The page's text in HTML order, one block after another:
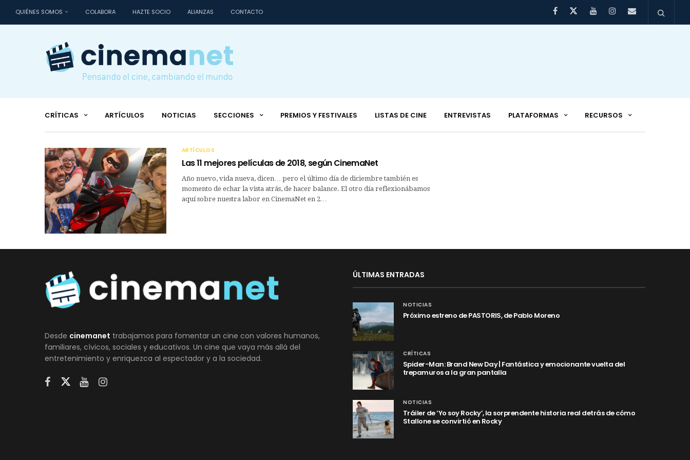
QUIÉNES SOMOS COLABORA HAZTE SOCIO ALIANZAS CONTACTO
CRÍTICAS ARTÍCULOS NOTICIAS SECCIONES PREMIOS Y FESTIVALES LISTAS DE CINE ENTREVISTAS PLATAFORMAS RECURSOS
ARTÍCULOS
Las 11 mejores películas de 2018, según CinemaNet
Año nuevo, vida nueva, dicen… pero el último día de diciembre también es
momento de echar la vista atrás, de hacer balance. El otro día reflexionábamos
aquí sobre nuestra labor en CinemaNet en 2…
Desde cinemanet trabajamos para fomentar un cine con valores humanos,
familiares, cívicos, sociales y educativos. Un cine que vaya más allá del
entretenimiento y enriquezca al espectador y a la sociedad.
ÚLTIMAS ENTRADAS
NOTICIAS
Próximo estreno de PASTORIS, de Pablo Moreno
CRÍTICAS
Spider-Man: Brand New Day | Fantástica y emocionante vuelta del
trepamuros a la gran pantalla
NOTICIAS
Tráiler de ‘Yo soy Rocky’, la sorprendente historia real detrás de cómo
Stallone se convirtió en Rocky